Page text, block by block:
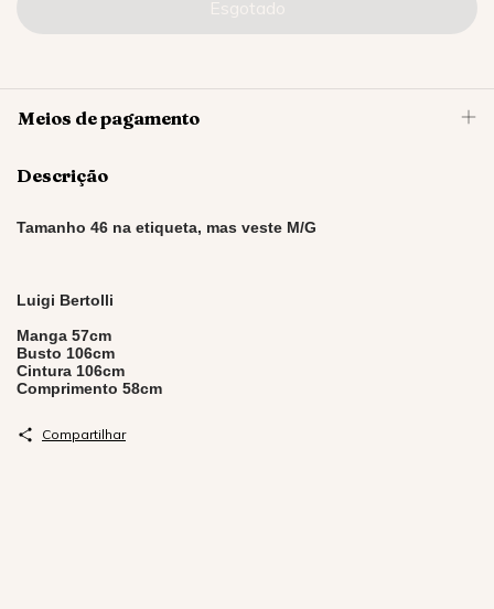
Meios de pagamento
Descrição
Tamanho 46 na etiqueta, mas veste M/G
Luigi Bertolli
Manga 57cm
Busto 106cm
Cintura 106cm
Comprimento 58cm
Compartilhar